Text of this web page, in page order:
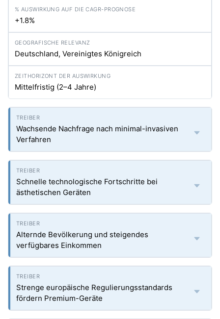
+1.8%
Deutschland, Vereinigtes Königreich
Mittelfristig (2–4 Jahre)
Wachsende Nachfrage nach minimal-invasiven
Verfahren
Schnelle technologische Fortschritte bei
ästhetischen Geräten
Alternde Bevölkerung und steigendes
verfügbares Einkommen
Strenge europäische Regulierungsstandards
fördern Premium-Geräte